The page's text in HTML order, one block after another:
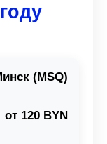
(MSQ)
от 120 BYN